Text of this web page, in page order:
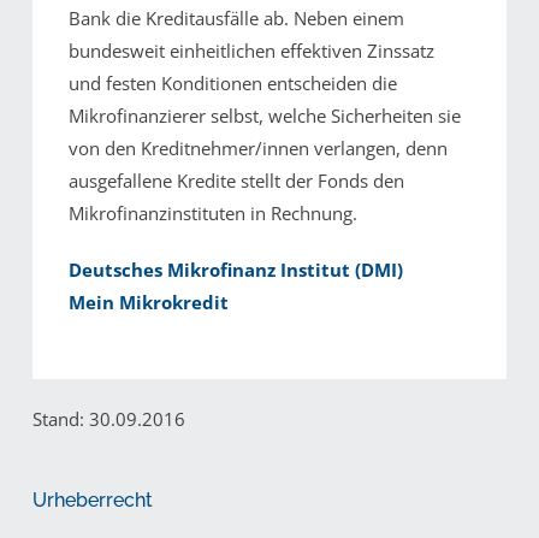
Bank die Kreditausfälle ab. Neben einem
bundesweit einheitlichen effektiven Zinssatz
und festen Konditionen entscheiden die
Mikrofinanzierer selbst, welche Sicherheiten sie
von den Kreditnehmer/innen verlangen, denn
ausgefallene Kredite stellt der Fonds den
Mikrofinanzinstituten in Rechnung.
Deutsches Mikrofinanz Institut (DMI)
Mein Mikrokredit
Stand: 30.09.2016
Urheberrecht